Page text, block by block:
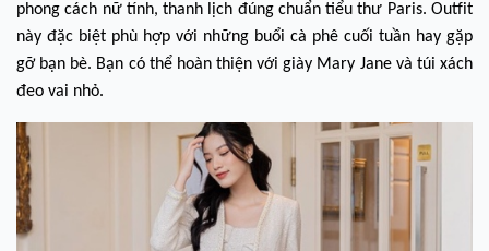
phong cách nữ tính, thanh lịch đúng chuẩn tiểu thư Paris. Outfit
này đặc biệt phù hợp với những buổi cà phê cuối tuần hay gặp
gỡ bạn bè. Bạn có thể hoàn thiện với giày Mary Jane và túi xách
đeo vai nhỏ.